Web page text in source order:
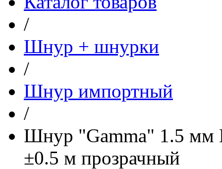
/
Шнур + шнурки
/
Шнур импортный
/
Шнур "Gamma" 1.5 мм
±0.5 м прозрачный